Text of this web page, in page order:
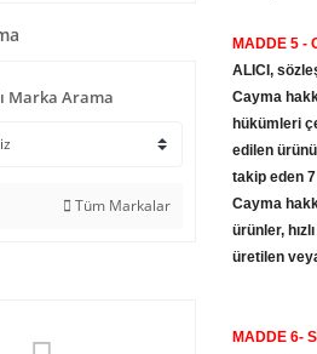
Marka Arama
Tüm Markalar
MADDE 5 -
ALICI,
Cayma
hükümleri
edilen
takip eden
Cayma
ürünler,
üretilen
MADDE 6-